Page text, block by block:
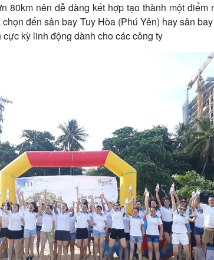
80km nên dễ dàng kết hợp tạo thành một điểm
đến sân bay Tuy Hòa (Phú Yên) hay sân
kỳ linh động dành cho các công ty